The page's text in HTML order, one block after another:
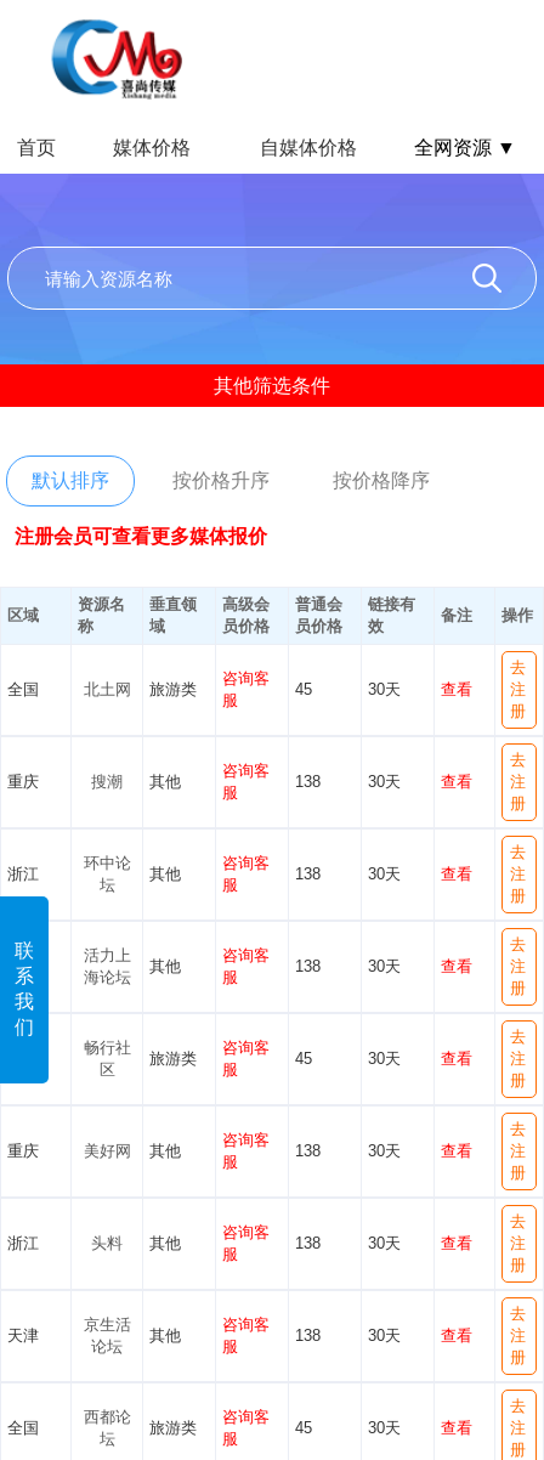
联
系
我
们
首页 媒体价格 自媒体价格 全网资源 ▼
其他筛选条件
默认排序 按价格升序 按价格降序
注册会员可查看更多媒体报价
区域
资源名
称
垂直领
域
高级会
员价格
普通会
员价格
链接有
效
备注 操作
全国 北土网 旅游类
咨询客
服
45 30天 查看
去
注
册
重庆 搜潮 其他
咨询客
服
138 30天 查看
去
注
册
浙江
环中论
坛
其他
咨询客
服
138 30天 查看
去
注
册
天津
活力上
海论坛
其他
咨询客
服
138 30天 查看
去
注
册
畅行社
区
旅游类
咨询客
服
45 30天 查看
去
注
册
重庆 美好网 其他
咨询客
服
138 30天 查看
去
注
册
浙江 头料 其他
咨询客
服
138 30天 查看
去
注
册
天津
京生活
论坛
其他
咨询客
服
138 30天 查看
去
注
册
全国
西都论
坛
旅游类
咨询客
服
45 30天 查看
去
注
册